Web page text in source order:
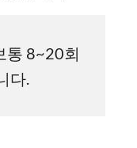
통 8~20회
다.